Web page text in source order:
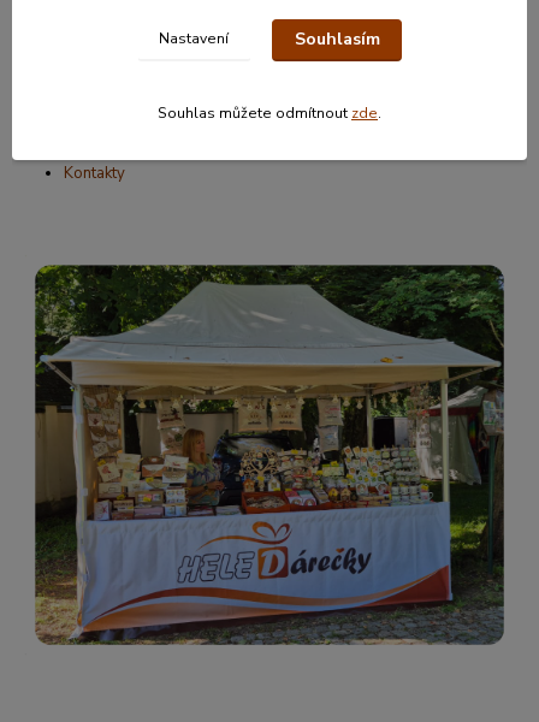
Informace pro zákazníky
Jak nakupovat
Kontakty
Nastavení Souhlasím
Souhlas můžete odmítnout zde.